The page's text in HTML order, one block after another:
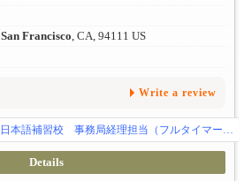
San Francisco, CA, 94111 US
Write a review
サンフランシスコ日本語補習校 事務局経理担当（フルタイマー）募集
Details